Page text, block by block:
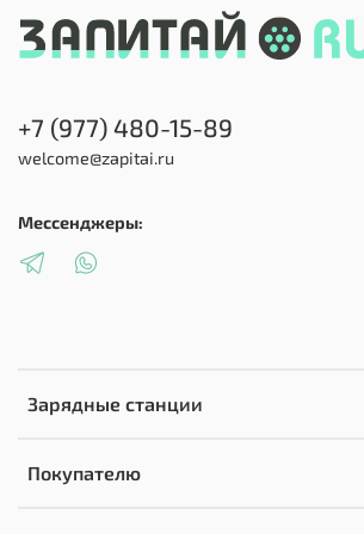
наличие доступного подключения,
батареи и мощность зарядной
Зарядные станции
Покупателю
+7 (977) 480-15-89
welcome@zapitai.ru
Мессенджеры: